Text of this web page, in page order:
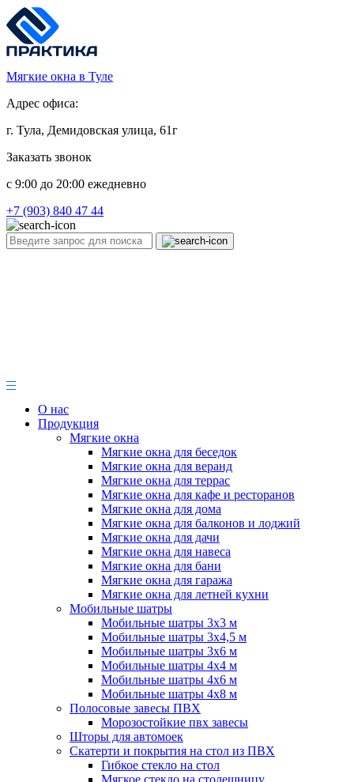
Мягкие окна в Туле
Адрес офиса:
г. Тула, Демидовская улица, 61г
Заказать звонок
c 9:00 до 20:00 ежедневно
+7 (903) 840 47 44
О нас
Продукция
Мягкие окна
Мягкие окна для беседок
Мягкие окна для веранд
Мягкие окна для террас
Мягкие окна для кафе и ресторанов
Мягкие окна для дома
Мягкие окна для балконов и лоджий
Мягкие окна для дачи
Мягкие окна для навеса
Мягкие окна для бани
Мягкие окна для гаража
Мягкие окна для летней кухни
Мобильные шатры
Мобильные шатры 3х3 м
Мобильные шатры 3х4,5 м
Мобильные шатры 3х6 м
Мобильные шатры 4х4 м
Мобильные шатры 4х6 м
Мобильные шатры 4х8 м
Полосовые завесы ПВХ
Морозостойкие пвх завесы
Шторы для автомоек
Скатерти и покрытия на стол из ПВХ
Гибкое стекло на стол
Мягкое стекло на столешницу